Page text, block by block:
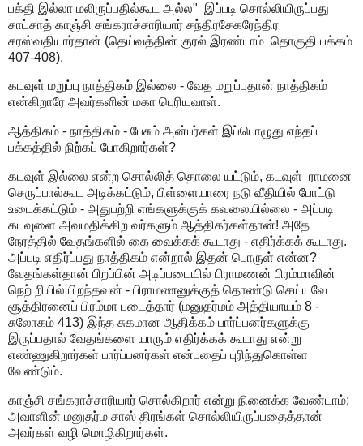
பக்தி இல்லா மலிருப்பதில்கூட அல்ல" இப்படி சொல்லியிருப்பது
சாட்சாத் காஞ்சி சங்கராச்சாரியார் சந்திரசேகரேந்திர
சரஸ்வதியார்தான் (தெய்வத்தின் குரல் இரண்டாம் தொகுதி பக்கம்
407-408).
கடவுள் மறுப்பு நாத்திகம் இல்லை - வேத மறுப்புதான் நாத்திகம்
என்கிறாரே அவர்களின் மகா பெரியவாள்.
ஆத்திகம் - நாத்திகம் - பேசும் அன்பர்கள் இப்பொழுது எந்தப்
பக்கத்தில் நிற்கப் போகிறார்கள்?
கடவுள் இல்லை என்ற சொல்லித் தொலை யட்டும், கடவுள் ராமனை
செருப்பால்கூட அடிக்கட்டும், பிள்ளையாரை நடு வீதியில் போட்டு
உடைக்கட்டும் - அதுபற்றி எங்களுக்குக் கவலையில்லை - அப்படி
கடவுளை அவமதிக்கிற வர்களும் ஆத்திகர்கள்தான்! அதே
நேரத்தில் வேதங்களில் கை வைக்கக் கூடாது - எதிர்க்கக் கூடாது.
அப்படி எதிர்ப்பது நாத்திகம் என்றால் இதன் பொருள் என்ன?
வேதங்கள்தான் பிறப்பின் அடிப்படையில் பிராமணன் பிரம்மாவின்
நெற் றியில் பிறந்தவன் - பிராமணனுக்குத் தொண்டு செய்யவே
சூத்திரனைப் பிரம்மா படைத்தார் (மனுதர்மம் அத்தியாயம் 8 -
சுலோகம் 413) இந்த சுகமான ஆதிக்கம் பார்ப்பனர்களுக்கு
இருப்பதால் வேதங்களை யாரும் எதிர்க்கக் கூடாது என்று
எண்ணுகிறார்கள் பார்ப்பனர்கள் என்பதைப் புரிந்துகொள்ள
வேண்டும்.
காஞ்சி சங்கராச்சாரியார் சொல்கிறார் என்று நினைக்க வேண்டாம்;
அவாளின் மனுதர்ம சாஸ் திரங்கள் சொல்லியிருப்பதைத்தான்
அவர்கள் வழி மொழிகிறார்கள்.